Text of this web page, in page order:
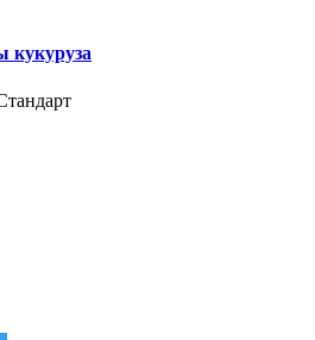
кукуруза